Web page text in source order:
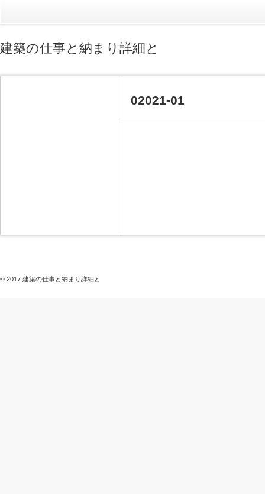
建築の仕事と納まり詳細と
02021-01
© 2017 建築の仕事と納まり詳細と